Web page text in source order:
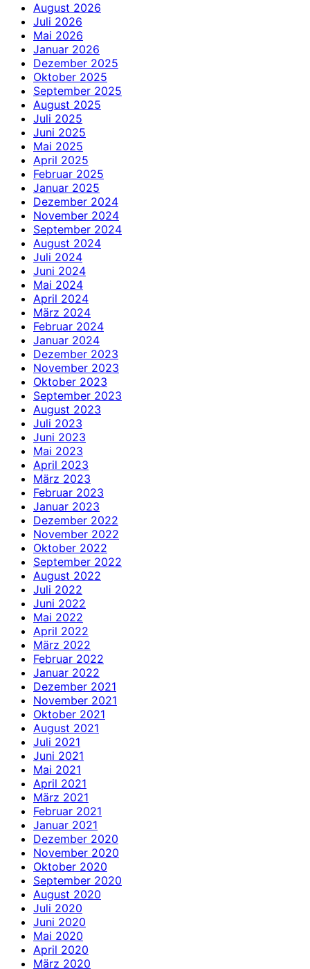
August 2026
Juli 2026
Mai 2026
Januar 2026
Dezember 2025
Oktober 2025
September 2025
August 2025
Juli 2025
Juni 2025
Mai 2025
April 2025
Februar 2025
Januar 2025
Dezember 2024
November 2024
September 2024
August 2024
Juli 2024
Juni 2024
Mai 2024
April 2024
März 2024
Februar 2024
Januar 2024
Dezember 2023
November 2023
Oktober 2023
September 2023
August 2023
Juli 2023
Juni 2023
Mai 2023
April 2023
März 2023
Februar 2023
Januar 2023
Dezember 2022
November 2022
Oktober 2022
September 2022
August 2022
Juli 2022
Juni 2022
Mai 2022
April 2022
März 2022
Februar 2022
Januar 2022
Dezember 2021
November 2021
Oktober 2021
August 2021
Juli 2021
Juni 2021
Mai 2021
April 2021
März 2021
Februar 2021
Januar 2021
Dezember 2020
November 2020
Oktober 2020
September 2020
August 2020
Juli 2020
Juni 2020
Mai 2020
April 2020
März 2020